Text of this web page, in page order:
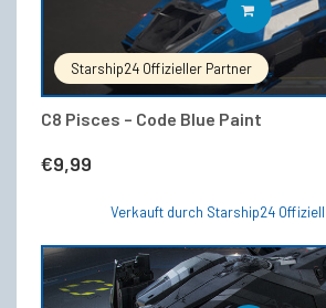
Starship24 Offizieller Partner
C8 Pisces – Code Blue Paint
€9,99
IN DEN
Verkauft durch Starship24